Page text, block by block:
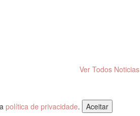
Ver Todos Noticias
política de privacidade. Aceitar